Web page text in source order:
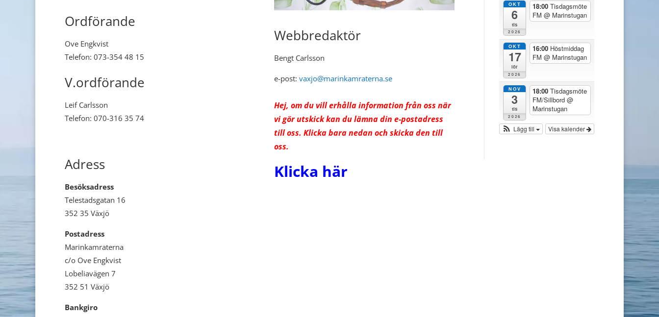
Ordförande
Ove Engkvist
Telefon: 073-354 48 15
V.ordförande
Leif Carlsson
Telefon: 070-316 35 74
Adress
Besöksadress
Telestadsgatan 16
352 35 Växjö
Postadress
Marinkamraterna
c/o Ove Engkvist
Lobeliavägen 7
352 51 Växjö
Bankgiro
Webbredaktör
Bengt Carlsson
e-post: vaxjo@marinkamraterna.se
Hej, om du vill erhålla information från oss när
vi gör utskick kan du lämna din e-postadress
till oss. Klicka bara nedan och skicka den till
oss.
Klicka här
OKT
6
tis
2026
18:00Tisdagsmöte
FM@ Marinstugan
OKT
17
lör
2026
16:00 Höstmiddag
FM@ Marinstugan
NOV
3
tis
2026
18:00Tisdagsmöte
FM/Sillbord@
Marinstugan
Visa kalender
Lägg till